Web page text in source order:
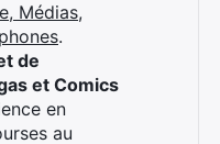
Médias,
.
de
et Comics
en
au